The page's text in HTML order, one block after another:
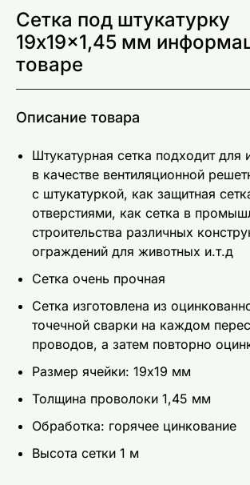
Сетка под штукатурку
19x19x1,45 мм
товаре
Описание товара
Штукатурная сетка подходит для
в качестве вентиляционной
с штукатуркой, как защитная
отверстиями, как сетка в
строительства различных
ограждений для животных и.т.д
Сетка очень прочная
Сетка изготовлена из
точечной сварки на каждом
проводов, а затем повторно
Размер ячейки: 19x19 мм
Толщина проволоки 1,45 мм
Обработка: горячее цинкование
Высота сетки 1 м